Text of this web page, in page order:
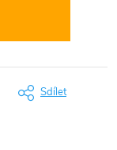
Sdílet